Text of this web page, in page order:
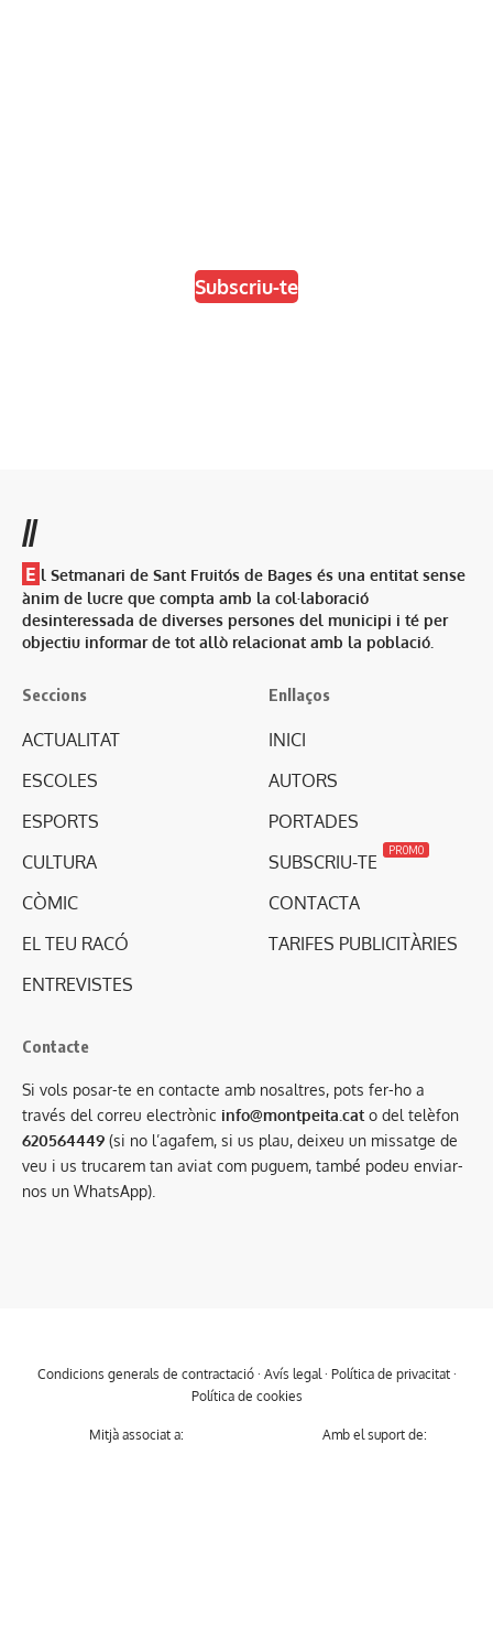
Subscriu-te
//
E l Setmanari de Sant Fruitós de Bages és una entitat sense
ànim de lucre que compta amb la col·laboració
desinteressada de diverses persones del municipi i té per
objectiu informar de tot allò relacionat amb la població.
Seccions
ACTUALITAT
ESCOLES
ESPORTS
CULTURA
CÒMIC
EL TEU RACÓ
ENTREVISTES
Enllaços
INICI
AUTORS
PORTADES
SUBSCRIU-TE
PROMO
CONTACTA
TARIFES PUBLICITÀRIES
Contacte
Si vols posar-te en contacte amb nosaltres, pots fer-ho a
través del correu electrònic info@montpeita.cat o del telèfon
620564449 (si no l’agafem, si us plau, deixeu un missatge de
veu i us trucarem tan aviat com puguem, també podeu enviar-
nos un WhatsApp).
Condicions generals de contractació· Avís legal · Política de privacitat·
Política de cookies
Mitjà associat a: Amb el suport de: